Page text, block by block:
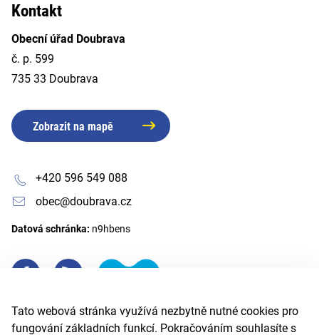
Tato webová stránka využívá nezbytně nutné cookies pro
fungování základních funkcí. Pokračováním souhlasíte s
Kontakt
Obecní úřad Doubrava
č. p. 599
735 33 Doubrava
Zobrazit na mapě
+420 596 549 088
obec@doubrava.cz
Datová schránka: n9hbens